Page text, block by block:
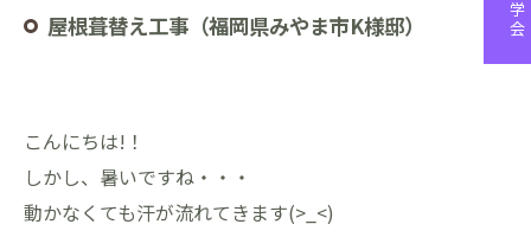
屋根葺替え工事（福岡県みやま市K様邸）
こんにちは!！
しかし、暑いですね・・・
動かなくても汗が流れてきます(>_<)